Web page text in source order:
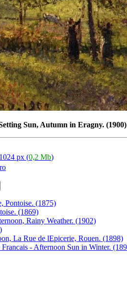
Sun, Autumn in Eragny. (1900)
px (0,2 Mb)